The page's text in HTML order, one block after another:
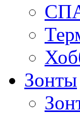
Зонты